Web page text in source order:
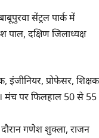
सेंट्रल पार्क में
पाल, दक्षिण जिलाध्यक्ष
इंजीनियर, प्रोफेसर,
मंच पर फिलहाल 50 से 55
गणेश शुक्ला, राजन